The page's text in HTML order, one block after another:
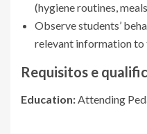
(hygiene routines,
Observe students’
relevant information to
Requisitos e
Education:Attending